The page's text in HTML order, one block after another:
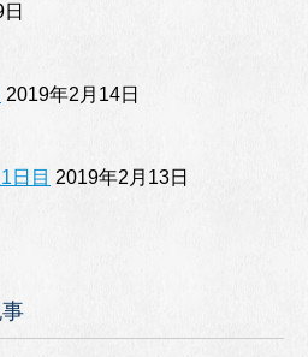
2019年2月14日
日目 2019年2月13日